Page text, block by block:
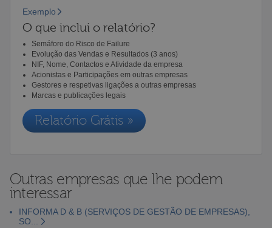
Exemplo
O que inclui o relatório?
Semáforo do Risco de Failure
Evolução das Vendas e Resultados (3 anos)
NIF, Nome, Contactos e Atividade da empresa
Acionistas e Participações em outras empresas
Gestores e respetivas ligações a outras empresas
Marcas e publicações legais
Relatório Grátis »
Outras empresas que lhe podem
interessar
INFORMA D & B (SERVIÇOS DE GESTÃO DE EMPRESAS),
SO...